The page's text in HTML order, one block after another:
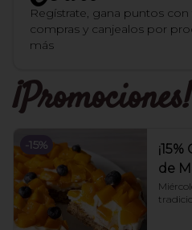
Regístrate, gana puntos con
compras y canjealos por
más
¡Promociones!
-15%
de